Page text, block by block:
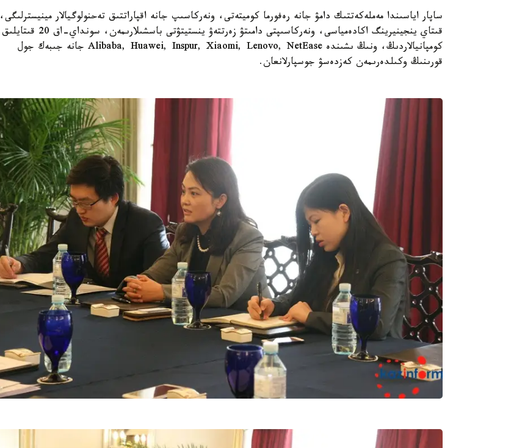
ساپار اياسىندا مەملەكەتتىك دامۋ جانە رەفورما كوميتەتى، ونەركاسىپ جانە اقپاراتتىق تەحنولوگيالار مينيسترلىگى،
قىتاي ينجينيرينگ اكادەمياسى، ونەركاسىپتى دامىتۋ زەرتتەۋ ينستيتۋتى باسشىلارىمەن، سونداي-اق 20 قىتايلىق
كومپانيالاردىڭ، ونىڭ ىشىندە Alibaba, Huawei, Inspur, Xiaomi, Lenovo, NetEase جانە جىبەك جول
قورىنىڭ وكىلدەرىمەن كەزدەسۋ جوسپارلانعان.